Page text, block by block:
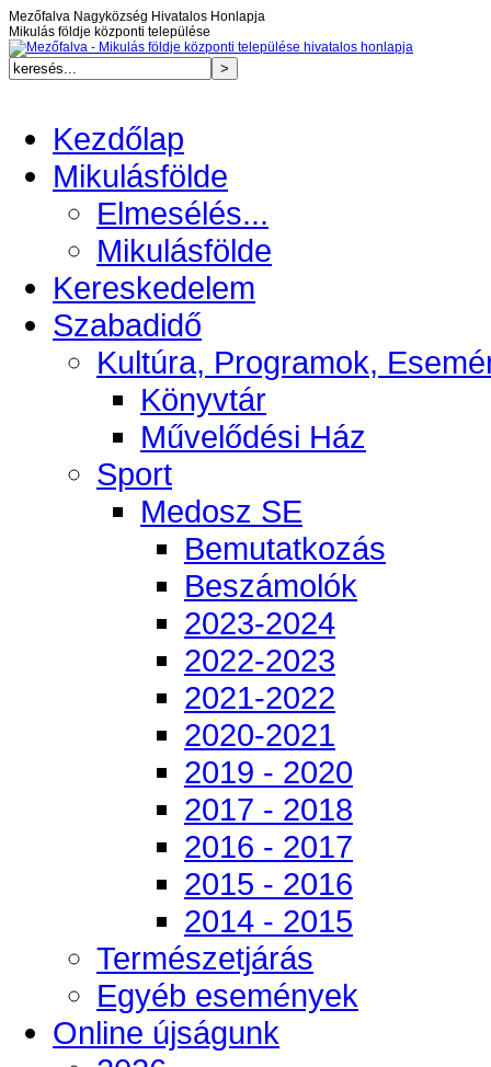
Mezőfalva Nagyközség Hivatalos Honlapja
Mikulás földje központi települése
Kezdőlap
Mikulásfölde
Elmesélés...
Mikulásfölde
Kereskedelem
Szabadidő
Kultúra, Programok,
Könyvtár
Művelődési Ház
Sport
Medosz SE
Bemutatkozás
Beszámolók
2023-2024
2022-2023
2021-2022
2020-2021
2019 - 2020
2017 - 2018
2016 - 2017
2015 - 2016
2014 - 2015
Természetjárás
Egyéb események
Online újságunk